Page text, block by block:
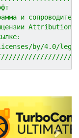
и
by/4.0/
e
x